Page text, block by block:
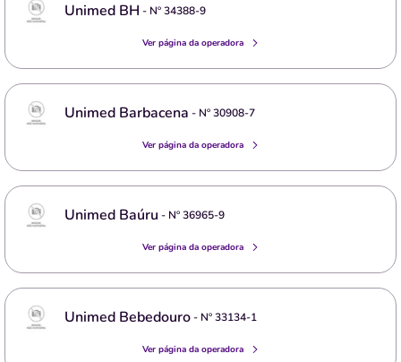
Unimed BH - Nº34388-9
Ver página da operadora
Unimed Barbacena - Nº30908-7
Ver página da operadora
Unimed Baúru - Nº36965-9
Ver página da operadora
Unimed Bebedouro- Nº33134-1
Ver página da operadora